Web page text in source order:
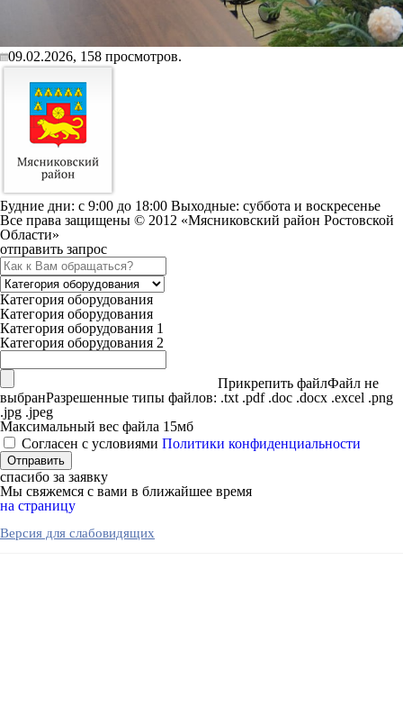
09.02.2026, 158 просмотров.
Будние дни: c 9:00 до 18:00 Выходные: суббота и воскресенье
Все права защищены © 2012 «Мясниковский район Ростовской
Области»
отправить запрос
Категория оборудования
Категория оборудования
Категория оборудования 1
Категория оборудования 2
Прикрепить файлФайл не
выбранРазрешенные типы файлов: .txt .pdf .doc .docx .excel .png
.jpg .jpeg
Максимальный вес файла 15мб
Согласен с условиями Политики конфиденциальности
спасибо за заявку
Мы свяжемся с вами в ближайшее время
на страницу
Версия для слабовидящих